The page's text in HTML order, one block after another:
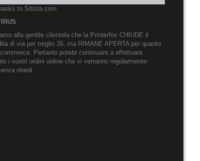
to Sitista.com
alla gentile clientela che la Printerfox CHIUDE il
di via per treglio 35, ma RIMANE APERTA per quanto
Pertanto potete continuare a effettuare
i vostri ordini online che vi verranno regolarmente
ritardi.